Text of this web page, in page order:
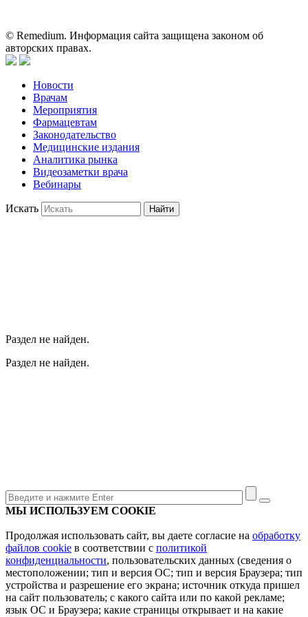
© Remedium. Информация сайта защищена законом об
авторских правах.
Новости
Врачам
Мероприятия
Фармацевтам
Законодательство
Медицинские издания
Аналитика рынка
Видеозаметки врача
Вебинары
Искать Найти
Раздел не найден.
Раздел не найден.
МЫ ИСПОЛЬЗУЕМ COOKIE
Продолжая использовать сайт, вы даете согласие на обработку
файлов cookie в соответствии с политикой
конфиденциальности, пользовательских данных (сведения о
местоположении; тип и версия ОС; тип и версия Браузера; тип
устройства и разрешение его экрана; источник откуда пришел
на сайт пользователь; с какого сайта или по какой рекламе;
язык ОС и Браузера; какие страницы открывает и на какие